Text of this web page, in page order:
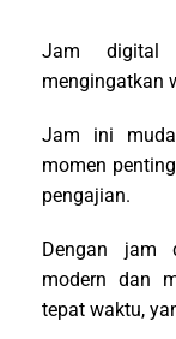
Jam digital
mengingatkan
Jam ini
momen
pengajian.
Dengan jam
modern dan
tepat waktu,